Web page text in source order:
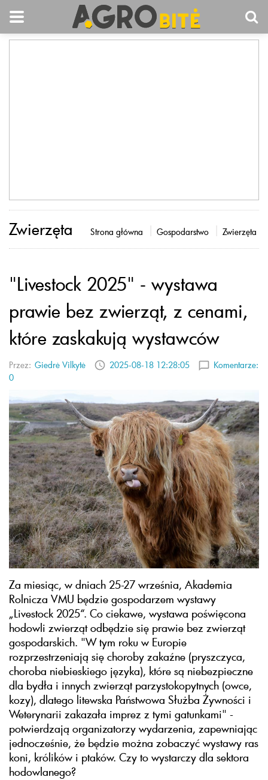
Zwierzęta Strona główna Gospodarstwo Zwierzęta
"Livestock 2025" - wystawa
prawie bez zwierząt, z cenami,
które zaskakują wystawców
Przez: Giedrė Vilkytė 2025-08-18 12:28:05
Komentarze:
0
Za miesiąc, w dniach 25-27 września, Akademia
Rolnicza VMU będzie gospodarzem wystawy
„Livestock 2025“. Co ciekawe, wystawa poświęcona
hodowli zwierząt odbędzie się prawie bez zwierząt
gospodarskich. "W tym roku w Europie
rozprzestrzeniają się choroby zakaźne (pryszczyca,
choroba niebieskiego języka), które są niebezpieczne
dla bydła i innych zwierząt parzystokopytnych (owce,
kozy), dlatego litewska Państwowa Służba Żywności i
Weterynarii zakazała imprez z tymi gatunkami" -
potwierdzają organizatorzy wydarzenia, zapewniając
jednocześnie, że będzie można zobaczyć wystawy ras
koni, królików i ptaków. Czy to wystarczy dla sektora
hodowlanego?